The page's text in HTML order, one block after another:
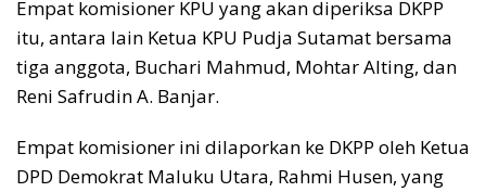
Empat komisioner KPU yang akan diperiksa DKPP
itu, antara lain Ketua KPU Pudja Sutamat bersama
tiga anggota, Buchari Mahmud, Mohtar Alting, dan
Reni Safrudin A. Banjar.
Empat komisioner ini dilaporkan ke DKPP oleh Ketua
DPD Demokrat Maluku Utara, Rahmi Husen, yang